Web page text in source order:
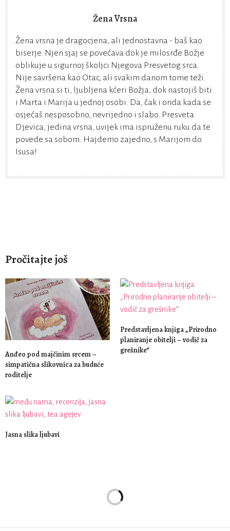
Žena Vrsna
Žena vrsna je dragocjena, ali jednostavna - baš kao
biserje. Njen sjaj se povećava dok je milosrđe Božje
oblikuje u sigurnoj školjci Njegova Presvetog srca.
Nije savršena kao Otac, ali svakim danom tome teži.
Žena vrsna si ti, ljubljena kćeri Božja, dok nastojiš biti
i Marta i Marija u jednoj osobi. Da, čak i onda kada se
osjećaš nesposobno, nevrijedno i slabo. Presveta
Djevica, jedina vrsna, uvijek ima ispruženu ruku da te
povede sa sobom. Hajdemo zajedno, s Marijom do
Isusa!
Pročitajte još
Anđeo pod majčinim srcem –
simpatična slikovnica za buduće
roditelje
Predstavljena knjiga „Prirodno
planiranje obitelji – vodič za
grešnike“
Jasna slika ljubavi